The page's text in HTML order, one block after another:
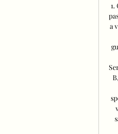
a